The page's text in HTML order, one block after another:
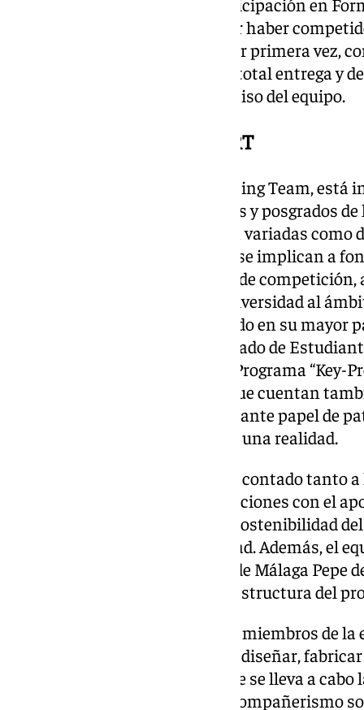
sentimiento de satisfacción por haber
monoplaza de combustión y, por primera vez,
doble desafío fue abordado con total entrega y
más la resiliencia y el compromiso del equipo.
Acerca de la escudería MART
La escudería MART, Málaga Racing Team, está
estudiantes de más de 20 grados y posgrados
procedentes de titulaciones tan variadas
Comunicación o Finanzas, que se implican a
la construcción del monoplaza de
conceptos aprendidos en la Universidad al
proyecto se encuentra financiado en su mayor
Málaga (a través del Vicerrectorado de
Emprendimiento, mediante el Programa “Key-
Ingenierías Industriales), aunque cuentan
empresas que tienen un importante papel de
ayuda, el proyecto no podría ser una realidad.
La escudería MART también ha contado tanto
para la asistencia a las competiciones con el
Construcción, Conservación y Sostenibilidad
Infraestructuras y Sostenibilidad. Además, el
los docentes de la Universidad de Málaga Pepe
pilares fundamentales para la estructura del
Temporada tras temporada, los miembros de
conocimientos adquiridos para diseñar,
carreras. Además, internamente se lleva a
la que el trabajo en equipo y el compañerismo